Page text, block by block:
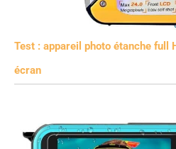
Test : appareil photo étanche full
écran